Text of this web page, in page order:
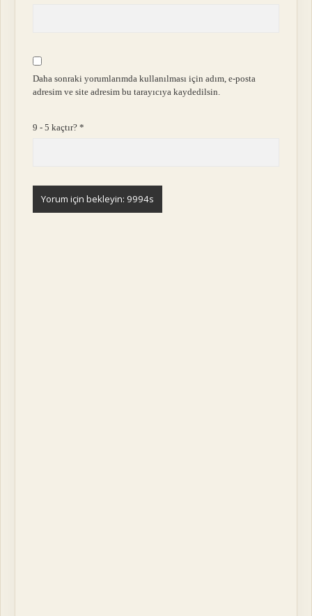
Daha sonraki yorumlarımda kullanılması için adım, e-posta
adresim ve site adresim bu tarayıcıya kaydedilsin.
9 - 5 kaçtır?*